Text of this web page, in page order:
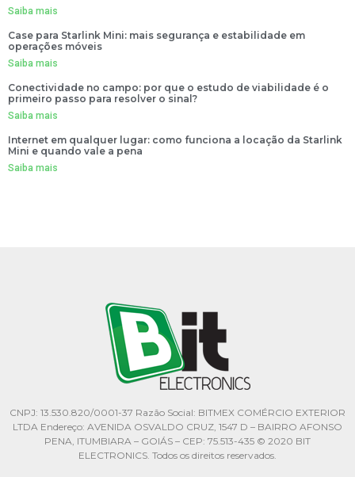
Saiba mais
Case para Starlink Mini: mais segurança e estabilidade em
operações móveis
Saiba mais
Conectividade no campo: por que o estudo de viabilidade é o
primeiro passo para resolver o sinal?
Saiba mais
Internet em qualquer lugar: como funciona a locação da Starlink
Mini e quando vale a pena
Saiba mais
CNPJ: 13.530.820/0001-37 Razão Social: BITMEX COMÉRCIO EXTERIOR
LTDA Endereço: AVENIDA OSVALDO CRUZ, 1547 D – BAIRRO AFONSO
PENA, ITUMBIARA – GOIÁS – CEP: 75.513-435 © 2020 BIT
ELECTRONICS. Todos os direitos reservados.